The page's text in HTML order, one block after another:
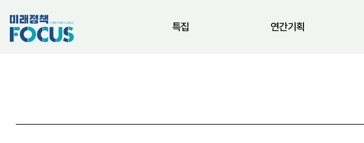
특집 연간기획